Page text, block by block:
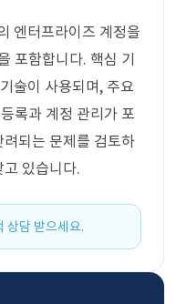
엔터프라이즈 계정을
포함합니다. 핵심 기
술이 사용되며, 주요
록과 계정 관리가 포
되는 문제를 검토하
있습니다.
상담 받으세요.